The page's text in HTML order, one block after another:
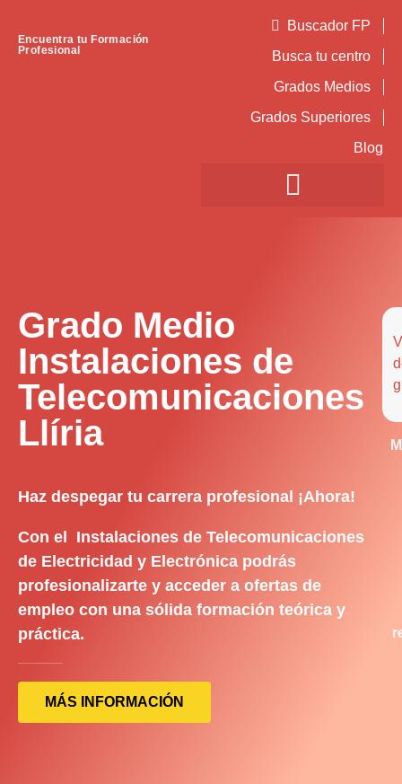
Encuentra tu Formación
Profesional
Buscador FP
Busca tu centro
Grados Medios
Grados Superiores
Blog
Grado Medio
Instalaciones de
Telecomunicaciones
Llíria
Haz despegar tu carrera profesional ¡Ahora!
Con el Instalaciones de Telecomunicaciones
de Electricidad y Electrónica podrás
profesionalizarte y acceder a ofertas de
empleo con una sólida formación teórica y
práctica.
MÁS INFORMACIÓN